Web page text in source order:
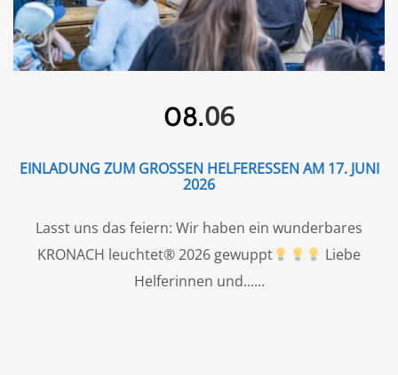
08.06
EINLADUNG ZUM GROSSEN HELFERESSEN AM 17. JUNI 2
026
Lasst uns das feiern: Wir haben ein wunderbares
KRONACH leuchtet® 2026 gewuppt
Liebe
Helferinnen und...